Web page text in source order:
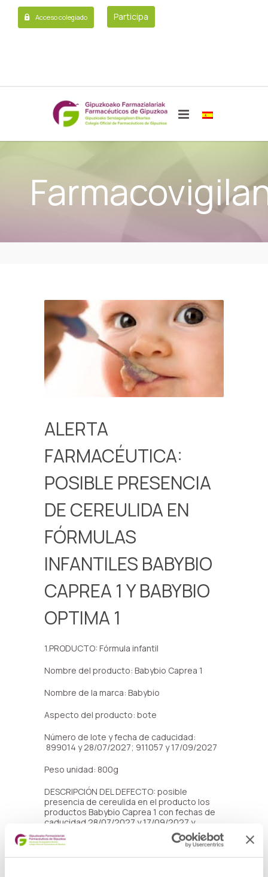
Acceso colegiado Participa
ALERTA
FARMACÉUTICA:
POSIBLE PRESENCIA
DE CEREULIDA EN
FÓRMULAS
INFANTILES BABYBIO
CAPREA 1 Y BABYBIO
OPTIMA 1
1.PRODUCTO: Fórmula infantil
Nombre del producto: Babybio Caprea 1
Nombre de la marca: Babybio
Aspecto del producto: bote
Número de lote y fecha de caducidad:
899014 y 28/07/2027; 911057 y 17/09/2027
Peso unidad: 800g
DESCRIPCIÓN DEL DEFECTO: posible
presencia de cereulida en el producto los
productos Babybio Caprea 1 con fechas de
caducidad 28/07/2027 y 17/09/2027 y
Babybio Optima 1 con fecha de caducidad
01/10/2027.